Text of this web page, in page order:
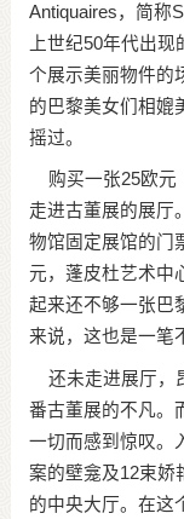
Antiquaires，简称
上世纪50年代出
个展示美丽物件的
的巴黎美女们相媲
摇过。
购买一张25欧元
走进古董展的展厅
物馆固定展馆的门
元，蓬皮杜艺术中
起来还不够一张巴
来说，这也是一笔
还未走进展厅，
番古董展的不凡。
一切而感到惊叹。
案的壁龛及12束娇
的中央大厅。在这